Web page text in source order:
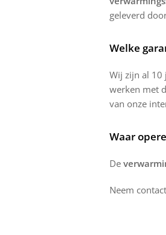
geleverd
Welke
Wij zijn al 10
werken met
van onze
Waar
De
Neem